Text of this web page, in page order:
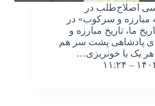
اصلاح‌طلب در
مبارزه و سرکوب» در
ما، تاریخ مبارزه و
پادشاهی پشت سر هم
هر یک با خونریزی…